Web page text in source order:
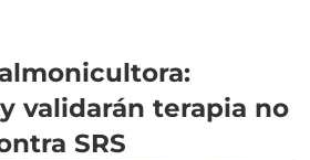
validarán terapia no
SRS